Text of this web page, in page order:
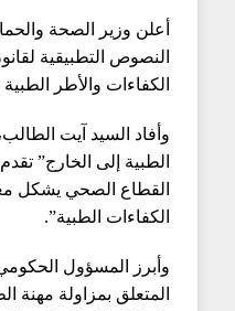
أعلن وزير الصحة
النصوص التطبيقية
الكفاءات والأطر
وأفاد السيد آيت
الطبية إلى الخارج”
القطاع الصحي يشكل
الكفاءات الطبية”.
المتعلق بمزاولة